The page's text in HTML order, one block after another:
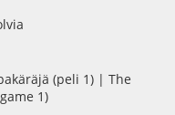
(peli 1) | The
1)